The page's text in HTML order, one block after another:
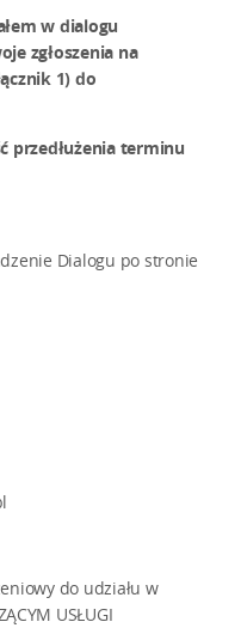
w dialogu
zgłoszenia na
1) do
przedłużenia terminu
Dialogu po stronie
do udziału w
USŁUGI